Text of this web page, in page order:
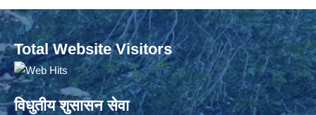
Total Website Visitors
विधुतीय शुसासन सेवा